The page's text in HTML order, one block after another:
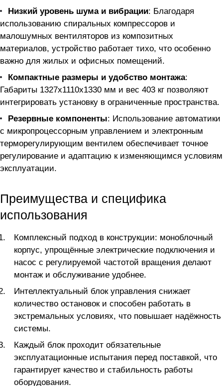
Низкий уровень шума и вибрации: Благодаря
использованию спиральных компрессоров и
малошумных вентиляторов из композитных
материалов, устройство работает тихо, что особенно
важно для жилых и офисных помещений.
Компактные размеры и удобство монтажа:
Габариты 1327x1110x1330 мм и вес 403 кг позволяют
интегрировать установку в ограниченные пространства.
Резервные компоненты: Использование автоматики
с микропроцессорным управлением и электронным
терморегулирующим вентилем обеспечивает точное
регулирование и адаптацию к изменяющимся условиям
эксплуатации.
Преимущества и специфика
использования
Комплексный подход в конструкции: моноблочный
корпус, упрощённые электрические подключения и
насос с регулируемой частотой вращения делают
монтаж и обслуживание удобнее.
Интеллектуальный блок управления снижает
количество остановок и способен работать в
экстремальных условиях, что повышает надёжность
системы.
Каждый блок проходит обязательные
эксплуатационные испытания перед поставкой, что
гарантирует качество и стабильность работы
оборудования.